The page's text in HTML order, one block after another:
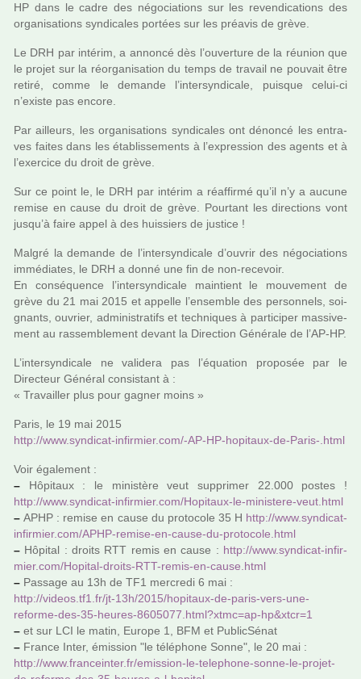
HP dans le cadre des négo­cia­tions sur les reven­di­ca­tions des
orga­ni­sa­tions syn­di­ca­les por­tées sur les préa­vis de grève.
Le DRH par inté­rim, a annoncé dès l’ouver­ture de la réu­nion que
le projet sur la réor­ga­ni­sa­tion du temps de tra­vail ne pou­vait être
retiré, comme le demande l’inter­syn­di­cale, puis­que celui-ci
n’existe pas encore.
Par ailleurs, les orga­ni­sa­tions syn­di­ca­les ont dénoncé les entra­
ves faites dans les établissements à l’expres­sion des agents et à
l’exer­cice du droit de grève.
Sur ce point le, le DRH par inté­rim a réaf­firmé qu’il n’y a aucune
remise en cause du droit de grève. Pourtant les direc­tions vont
jusqu’à faire appel à des huis­siers de jus­tice !
Malgré la demande de l’inter­syn­di­cale d’ouvrir des négo­cia­tions
immé­dia­tes, le DRH a donné une fin de non-rece­voir.
En consé­quence l’inter­syn­di­cale main­tient le mou­ve­ment de
grève du 21 mai 2015 et appelle l’ensem­ble des per­son­nels, soi­
gnants, ouvrier, admi­nis­tra­tifs et tech­ni­ques à par­ti­ci­per mas­si­ve­
ment au ras­sem­ble­ment devant la Direction Générale de l’AP-HP.
L’inter­syn­di­cale ne vali­dera pas l’équation pro­po­sée par le
Directeur Général consis­tant à :
« Travailler plus pour gagner moins »
Paris, le 19 mai 2015
http://www.syn­di­cat-infir­mier.com/-AP-HP-hopi­taux-de-Paris-.html
Voir également :
– Hôpitaux : le minis­tère veut sup­pri­mer 22.000 postes !
http://www.syn­di­cat-infir­mier.com/Hopitaux-le-minis­tere-veut.html
– APHP : remise en cause du pro­to­cole 35 H http://www.syn­di­cat-
infir­mier.com/APHP-remise-en-cause-du-pro­to­cole.html
– Hôpital : droits RTT remis en cause : http://www.syn­di­cat-infir­
mier.com/Hopital-droits-RTT-remis-en-cause.html
– Passage au 13h de TF1 mer­credi 6 mai :
http://videos.tf1.fr/jt-13h/2015/hopi­taux-de-paris-vers-une-
reforme-des-35-heures-8605077.html?xtmc=ap-hp&xtcr=1
– et sur LCI le matin, Europe 1, BFM et PublicSénat
– France Inter, émission "le télé­phone Sonne", le 20 mai :
http://www.fran­cein­ter.fr/emis­sion-le-tele­phone-sonne-le-projet-